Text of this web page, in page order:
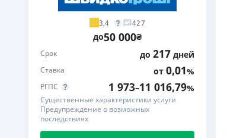
3,4 427
до50 000₴
Срок до 217 дней
Ставка от 0,01%
РГПС 1 973–11 016,79%
Существенные характеристики услуги
Предупреждение о возможных
последствиях